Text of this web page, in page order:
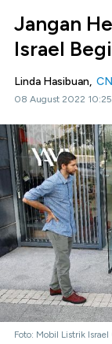
Jangan
Israel
Linda Hasibuan,
08 August 2022 10:25
Foto: Mobil Listrik